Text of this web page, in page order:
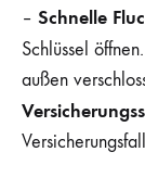
– Schnelle
Schlüssel
außen